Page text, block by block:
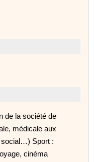
de la société de
médicale aux
social…) Sport :
cinéma